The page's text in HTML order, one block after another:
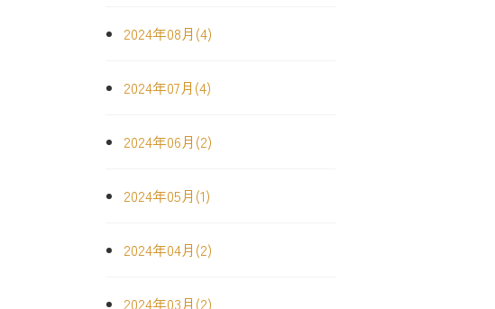
2024年08月(4)
2024年07月(4)
2024年06月(2)
2024年05月(1)
2024年04月(2)
2024年03月(2)